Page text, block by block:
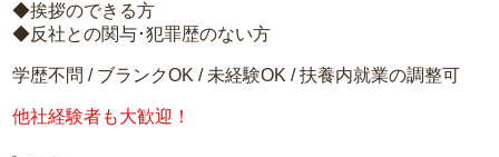
◆挨拶のできる方
◆反社との関与･犯罪歴のない方
学歴不問 / ブランクOK / 未経験OK / 扶養内就業の調整可
他社経験者も大歓迎！